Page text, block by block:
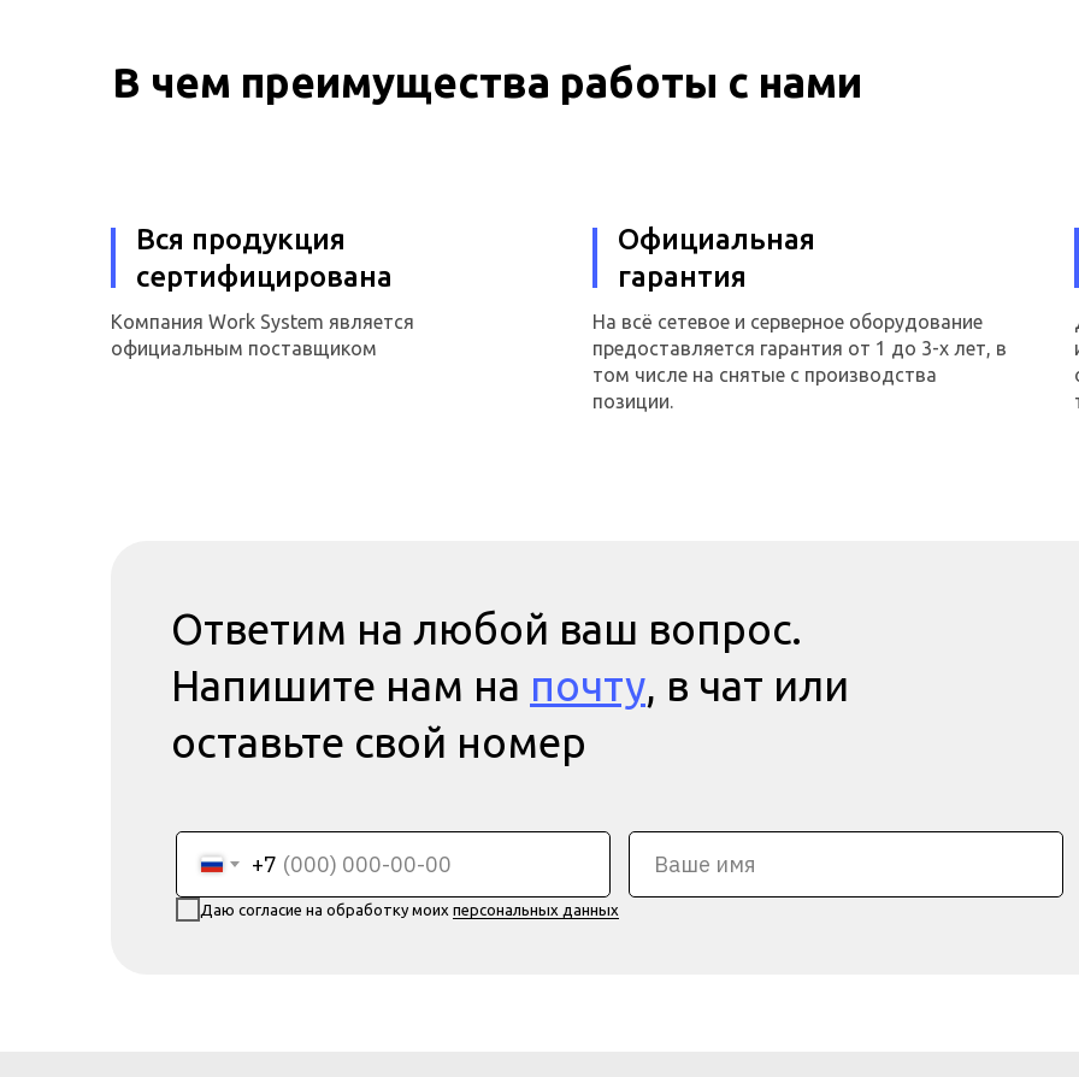
В чем преимущества работы с нами
Вся продукция
сертифицирована
Компания Work System является
официальным поставщиком
Официальная
гарантия
На всё сетевое и серверное оборудование
предоставляется гарантия от 1 до 3-х лет, в
том числе на снятые с производства
позиции.
Ответим на любой ваш вопрос.
Напишите нам на почту, в чат или
оставьте свой номер
+7
Даю согласие на обработку моих персональных данных